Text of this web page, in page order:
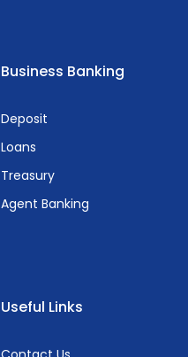
Business Banking
Deposit
Loans
Treasury
Agent Banking
Useful Links